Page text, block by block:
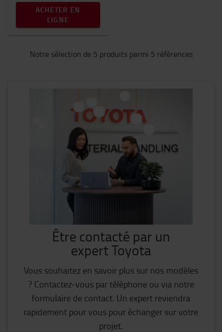
ACHETER EN
LIGNE
Notre sélection de 5 produits parmi 5 références
Être contacté par un
expert Toyota
Vous souhaitez en savoir plus sur nos modèles
? Contactez-vous par téléphone ou via notre
formulaire de contact. Un expert reviendra
rapidement pour vous pour échanger sur votre
projet.